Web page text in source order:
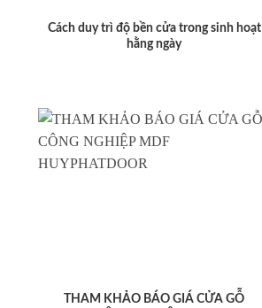
Cách duy trì độ bền cửa trong sinh hoạt
hằng ngày
THAM KHẢO BÁO GIÁ CỬA GỖ